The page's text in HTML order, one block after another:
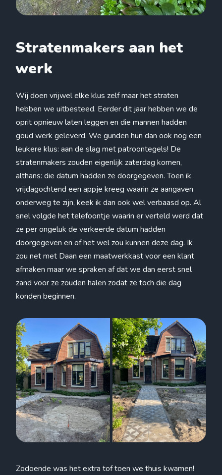
Stratenmakers aan het
werk
Wij doen vrijwel elke klus zelf maar het straten
hebben we uitbesteed. Eerder dit jaar hebben we de
oprit opnieuw laten leggen en die mannen hadden
goud werk geleverd. We gunden hun dan ook nog een
leukere klus: aan de slag met patroontegels! De
stratenmakers zouden eigenlijk zaterdag komen,
althans: die datum hadden ze doorgegeven. Toen ik
vrijdagochtend een appje kreeg waarin ze aangaven
onderweg te zijn, keek ik dan ook wel verbaasd op. Al
snel volgde het telefoontje waarin er verteld werd dat
ze per ongeluk de verkeerde datum hadden
doorgegeven en of het wel zou kunnen deze dag. Ik
zou net met Daan een maatwerkkast voor een klant
afmaken maar we spraken af dat we dan eerst snel
zand voor ze zouden halen zodat ze toch die dag
konden beginnen.
Zodoende was het extra tof toen we thuis kwamen!